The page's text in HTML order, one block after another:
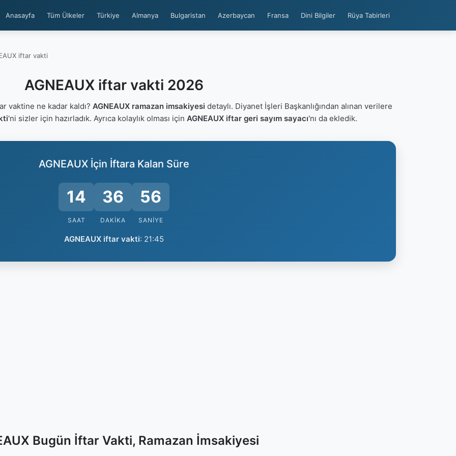
Anasayfa Tüm Ülkeler Türkiye Almanya Bulgaristan Azerbaycan Fransa Dini Bilgiler Rüya Tabirleri
iftar vakti
AGNEAUX iftar vakti 2026
vaktine ne kadar kaldı? AGNEAUX ramazan imsakiyesi detaylı. Diyanet İşleri Başkanlığından alınan verilere
'ni sizler için hazırladık. Ayrıca kolaylık olması için AGNEAUX iftar geri sayım sayacı'nı da ekledik.
AGNEAUX İçin İftara Kalan Süre
14
SAAT
36
DAKIKA
55
SANIYE
AGNEAUX iftar vakti: 21:45
Bugün İftar Vakti, Ramazan İmsakiyesi